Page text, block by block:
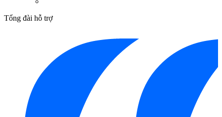
Tổng đài hỗ trợ